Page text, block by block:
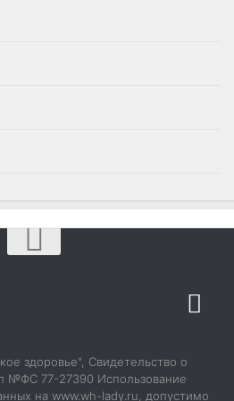
в обложках
здоровье", Свидетельство о
№ФС 77-27390 Использование
на www.wh-lady.ru, допустимо